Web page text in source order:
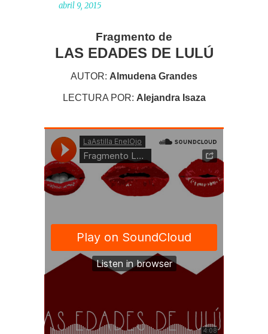
abril 9, 2015
Fragmento de
LAS EDADES DE LULÚ
AUTOR: Almudena Grandes
LECTURA POR: Alejandra Isaza